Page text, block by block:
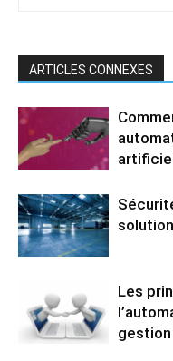
ARTICLES CONNEXES
Les